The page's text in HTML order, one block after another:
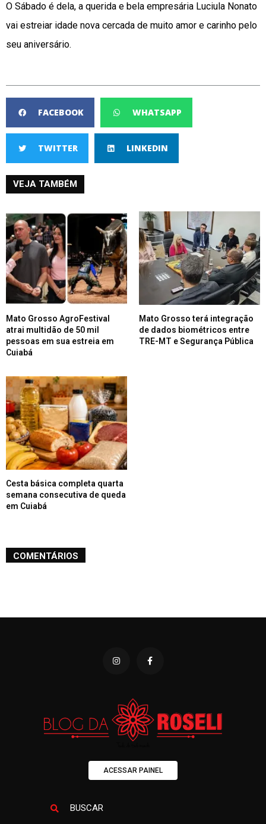
O Sábado é dela, a querida e bela empresária Luciula Nonato
vai estreiar idade nova cercada de muito amor e carinho pelo
seu aniversário.
FACEBOOK WHATSAPP
TWITTER LINKEDIN
VEJA TAMBÉM
Mato Grosso AgroFestival
atrai multidão de 50 mil
pessoas em sua estreia em
Cuiabá
Mato Grosso terá integração
de dados biométricos entre
TRE-MT e Segurança Pública
Cesta básica completa quarta
semana consecutiva de queda
em Cuiabá
COMENTÁRIOS
ACESSAR PAINEL
BUSCAR